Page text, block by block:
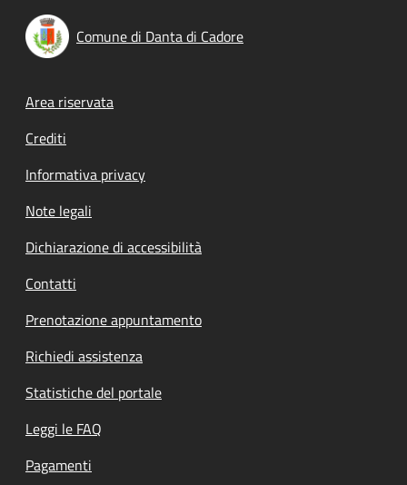
Comune di Danta di Cadore
Footer menu
Area riservata
Crediti
Informativa privacy
Note legali
Dichiarazione di accessibilità
Contatti
Prenotazione appuntamento
Richiedi assistenza
Statistiche del portale
Leggi le FAQ
Pagamenti